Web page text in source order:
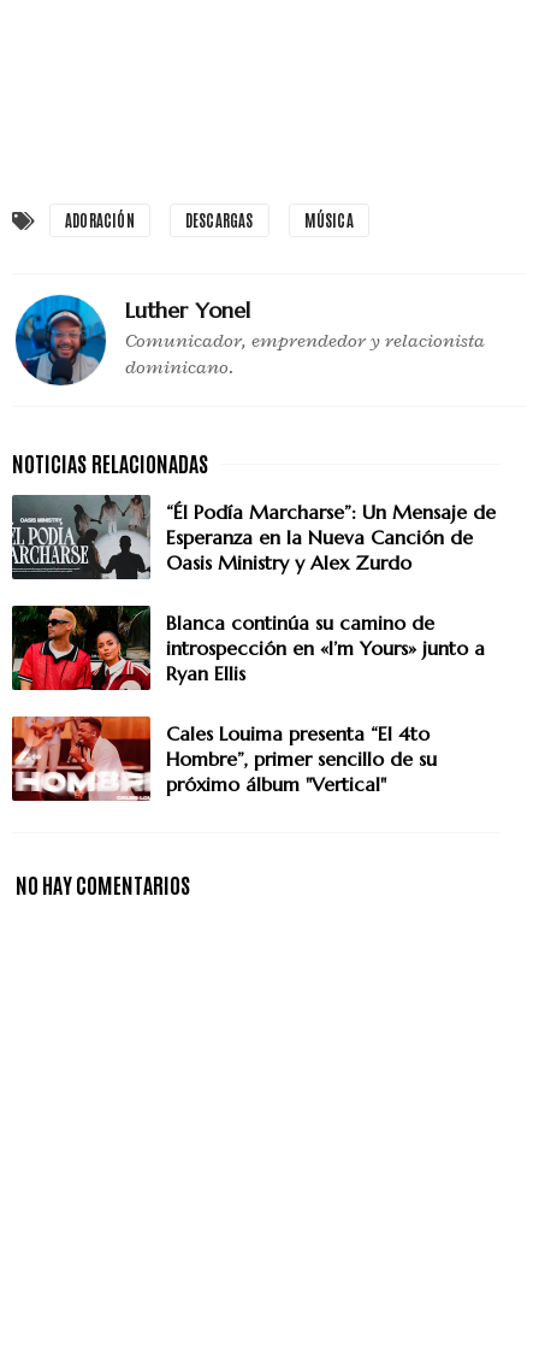
ADORACIÓN DESCARGAS MÚSICA
Luther Yonel
Comunicador, emprendedor y relacionista
dominicano.
“Él Podía Marcharse”: Un Mensaje de
Esperanza en la Nueva Canción de
Oasis Ministry y Alex Zurdo
Blanca continúa su camino de
introspección en «I’m Yours» junto a
Ryan Ellis
Cales Louima presenta “El 4to
Hombre”, primer sencillo de su
próximo álbum "Vertical"
NO HAY COMENTARIOS